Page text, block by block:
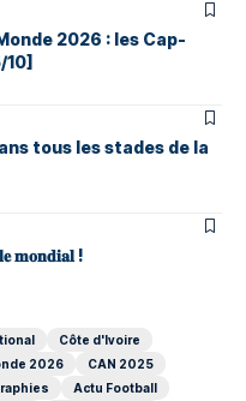
2026 : les Cap-
tous les stades de la
𝐦𝐨𝐧𝐝𝐢𝐚𝐥 !
Côte d'Ivoire
2026
CAN 2025
Actu Football